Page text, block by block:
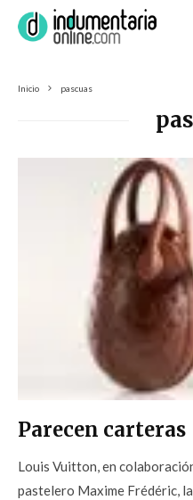
Inicio pascuas
Parecen carteras
Louis Vuitton, en
pastelero Maxime Frédéric,